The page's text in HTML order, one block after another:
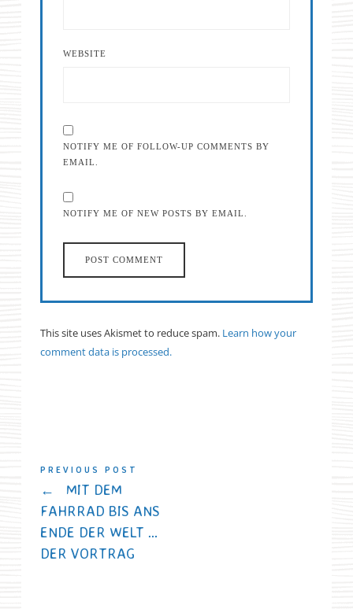
WEBSITE
NOTIFY ME OF FOLLOW-UP COMMENTS BY
EMAIL.
NOTIFY ME OF NEW POSTS BY EMAIL.
This site uses Akismet to reduce spam. Learn how your
comment data is processed.
PREVIOUS POST
←
MIT DEM
FAHRRAD BIS ANS
ENDE DER WELT …
DER VORTRAG